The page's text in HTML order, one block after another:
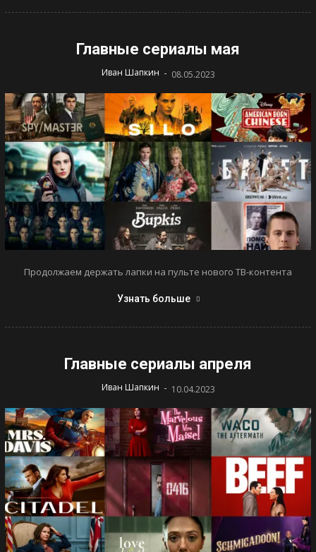
Главные сериалы мая
Иван Шапкин - 08.05.2023
Продолжаем держать лапки на пульте нового ТВ-контента
Узнать больше
Главные сериалы апреля
Иван Шапкин - 10.04.2023